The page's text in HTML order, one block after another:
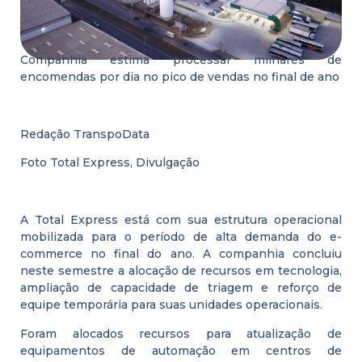
Companhia estima processar milhares de
encomendas por dia no pico de vendas no final de ano
Redação TranspoData
Foto Total Express, Divulgação
A Total Express está com sua estrutura operacional
mobilizada para o período de alta demanda do e-
commerce no final do ano. A companhia concluiu
neste semestre a alocação de recursos em tecnologia,
ampliação de capacidade de triagem e reforço de
equipe temporária para suas unidades operacionais.
Foram alocados recursos para atualização de
equipamentos de automação em centros de